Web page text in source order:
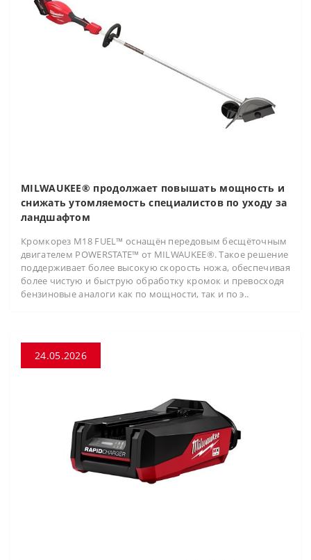
MILWAUKEE® продолжает повышать мощность и
снижать утомляемость специалистов по уходу за
ландшафтом
Кромкорез M18 FUEL™ оснащён передовым бесщёточным
двигателем POWERSTATE™ от MILWAUKEE®. Такое решение
поддерживает более высокую скорость ножа, обеспечивая
более чистую и быструю обработку кромок и превосходя
бензиновые аналоги как по мощности, так и по э..
24.05.2026